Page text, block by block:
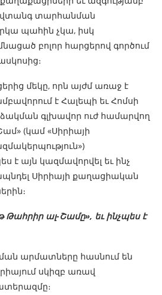
տարհանման
պահին չկա, իսկ
բոլոր հարցերով գործում
մեկը, որն այժմ առաջ է
է Հալեպի եւ Հոմսի
գլխավոր ուժ համարվող
(կամ «Սիրիայի
է այն կազմավորվել եւ ինչ
Սիրիայի քաղացիական
Թահրիր ալ-Շամը», եւ ինչպես է
արմատները հասնում են
սկիզբ առավ